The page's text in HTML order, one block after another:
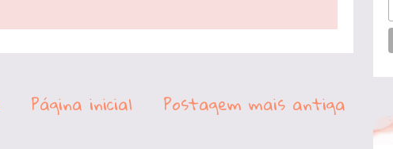
Postagem mais antiga
Página inicial